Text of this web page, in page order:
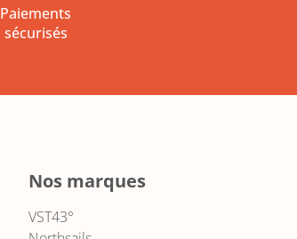
Paiements
sécurisés
Nos marques
VST43°